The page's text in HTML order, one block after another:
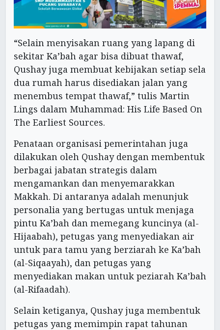
“Selain menyisakan ruang yang lapang di
sekitar Ka’bah agar bisa dibuat thawaf,
Qushay juga membuat kebijakan setiap sela
dua rumah harus disediakan jalan yang
menembus tempat thawaf,” tulis Martin
Lings dalam Muhammad: His Life Based On
The Earliest Sources.
Penataan organisasi pemerintahan juga
dilakukan oleh Qushay dengan membentuk
berbagai jabatan strategis dalam
mengamankan dan menyemarakkan
Makkah. Di antaranya adalah menunjuk
personalia yang bertugas untuk menjaga
pintu Ka’bah dan memegang kuncinya (al-
Hijaabah), petugas yang menyediakan air
untuk para tamu yang berziarah ke Ka’bah
(al-Siqaayah), dan petugas yang
menyediakan makan untuk peziarah Ka’bah
(al-Rifaadah).
Selain ketiganya, Qushay juga membentuk
petugas yang memimpin rapat tahunan